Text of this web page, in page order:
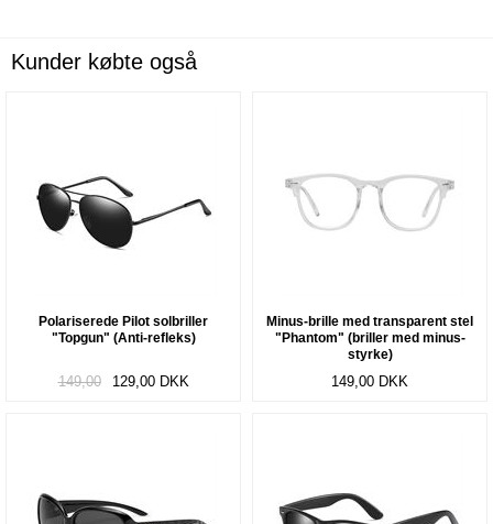
Kunder købte også
Polariserede Pilot solbriller
"Topgun" (Anti-refleks)
149,00 129,00 DKK
Minus-brille med transparent stel
"Phantom" (briller med minus-
styrke)
149,00 DKK